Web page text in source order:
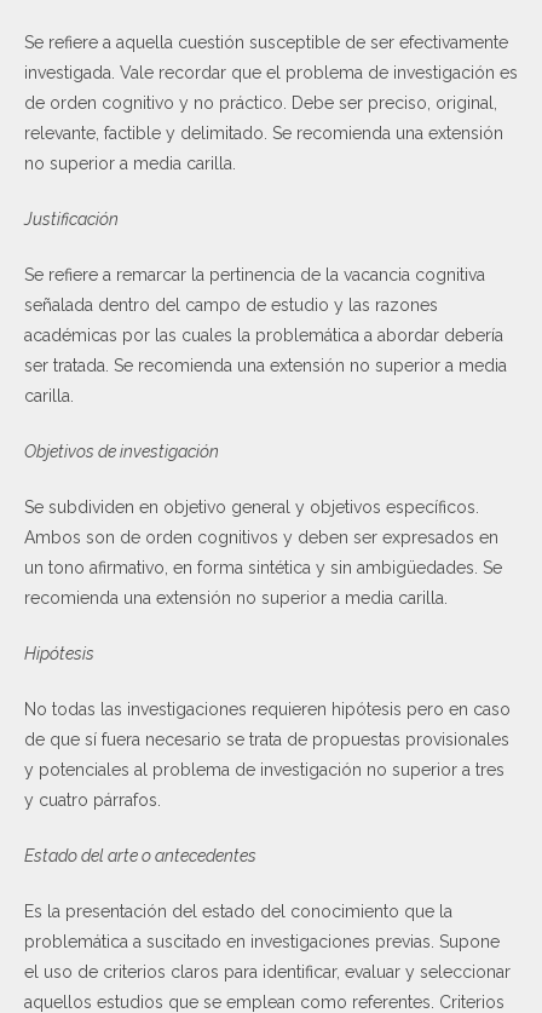
Se refiere a aquella cuestión susceptible de ser efectivamente
investigada. Vale recordar que el problema de investigación es
de orden cognitivo y no práctico. Debe ser preciso, original,
relevante, factible y delimitado. Se recomienda una extensión
no superior a media carilla.
Justificación
Se refiere a remarcar la pertinencia de la vacancia cognitiva
señalada dentro del campo de estudio y las razones
académicas por las cuales la problemática a abordar debería
ser tratada. Se recomienda una extensión no superior a media
carilla.
Objetivos de investigación
Se subdividen en objetivo general y objetivos específicos.
Ambos son de orden cognitivos y deben ser expresados en
un tono afirmativo, en forma sintética y sin ambigüedades. Se
recomienda una extensión no superior a media carilla.
Hipótesis
No todas las investigaciones requieren hipótesis pero en caso
de que sí fuera necesario se trata de propuestas provisionales
y potenciales al problema de investigación no superior a tres
y cuatro párrafos.
Estado del arte o antecedentes
Es la presentación del estado del conocimiento que la
problemática a suscitado en investigaciones previas. Supone
el uso de criterios claros para identificar, evaluar y seleccionar
aquellos estudios que se emplean como referentes. Criterios